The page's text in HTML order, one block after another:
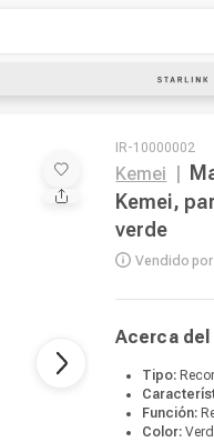
IR-10000002
Kemei
Kemei,
verde
Vendido por
Acerca
Tipo:
Función:
Color: